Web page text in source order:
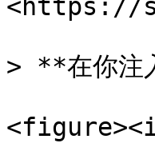
<https://
> **在你注